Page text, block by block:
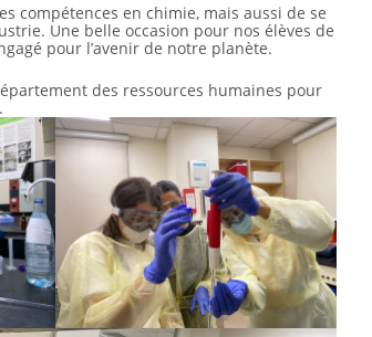
compétences en chimie, mais aussi de se
Une belle occasion pour nos élèves de
pour l’avenir de notre planète.
des ressources humaines pour